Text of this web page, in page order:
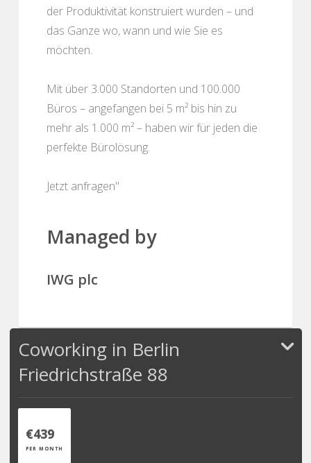
der Produktivität konstruiert wurden – und
das Ganze wo, wann und wie Sie es
möchten.
Mit über 3.000 Standorten und 100.000
Büros – angefangen bei 5 m² bis hin zu
mehr als 1.000 m² – haben wir für jeden die
perfekte Bürolösung.
Jetzt anfragen"
Managed by
IWG plc
Coworking in Berlin
Friedrichstraße 88
€439
PER MONTH